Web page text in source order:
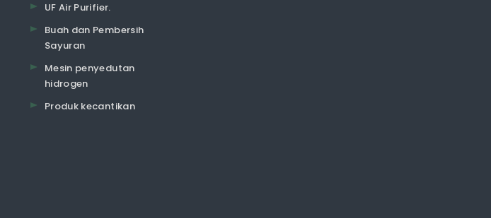
UF Air Purifier.
Buah dan Pembersih
Sayuran
Mesin penyedutan
hidrogen
Produk kecantikan